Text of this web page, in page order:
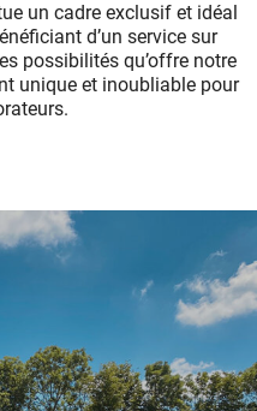
un cadre exclusif et idéal
d’un service sur
possibilités qu’offre notre
unique et inoubliable pour